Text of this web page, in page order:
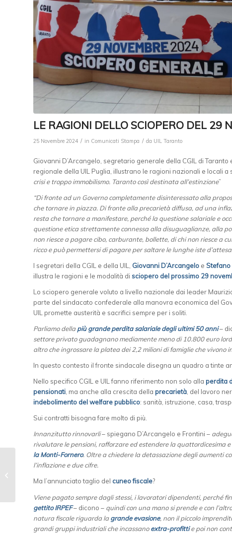
LE RAGIONI DELLO SCIOPERO DEL 29
25 Novembre 2024 / in Comunicati Stampa / da UIL Taranto
Giovanni D’Arcangelo, segretario generale della CGIL di
regionale della UIL Puglia, illustrano le ragioni nazionali e locali
crisi e troppo immobilismo. Taranto così destinata all’estinzione”
“Di fronte ad un Governo completamente disinteressato alla
che tornare in piazza. Di fronte alla precarietà diffusa, ad una
resta che tornare a manifestare, perché la questione salariale e
questione etica strettamente connessa alla disuguaglianze, alla
non riesce a pagare cibo, carburante, bollette, di chi non riesce a
ricco e può permettersi di pagare per saltare le lunghe iste
I segretari della CGIL e della UIL, Giovanni D’Arcangelo e Stefano
illustra le ragioni e le modalità di sciopero del prossimo 29
Lo sciopero generale voluto a livello nazionale dai leader
parte del sindacato confederale alla manovra economica del
UIL promette austerità e sacrifici sempre per i soliti.
Parliamo dellapiù grande perdita salariale degli ultimi 50 anni–
settore privato guadagnano mediamente meno di 10.800 euro
altro che ingrossare la platea dei 2,2 milioni di famiglie che vivono
In questo contesto il fronte sindacale disegna un quadro a tinte
Nello specifico CGIL e UIL fanno riferimento non solo alla perdita
pensionati, ma anche alla crescita della precarietà, del lavoro
indebolimento del welfare pubblico: sanità, istruzione, casa,
Sui contratti bisogna fare molto di più.
Innanzitutto rinnovarli– spiegano D’Arcangelo e Frontini –
rivalutare le pensioni, rafforzare ed estendere la quattordicesima e
la Monti-Fornero. Oltre a chiedere la detassazione degli aumenti
l’inflazione e due cifre.
Ma l’annunciato taglio del cuneo fiscale?
Viene pagato sempre dagli stessi, i lavoratori dipendenti, perché
gettito IRPEF– dicono – quindi con una mano si prende e con
natura fiscale riguarda lagrande evasione, non il piccolo
grandi gruppi industriali che incassanoextra-profittie poi non
UIL Taranto: “29
generale per
cambiare la manovra